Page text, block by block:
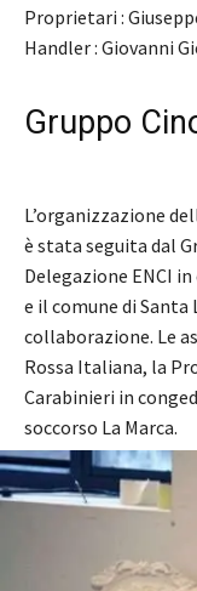
Proprietari :
Handler : Giovanni
Gruppo
L’organizzazione
è stata seguita dal
Delegazione ENCI
e il comune di Santa
collaborazione. Le
Rossa Italiana, la
Carabinieri in
soccorso La Marca.